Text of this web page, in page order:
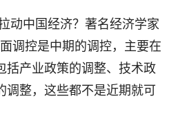
中国经济？著名经济学家
调控是中期的调控，主要在
括产业政策的调整、技术政
整，这些都不是近期就可